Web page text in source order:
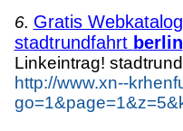
6. Gratis
stadtrundfahrt berlin
Linkeintrag!
http://www.xn--